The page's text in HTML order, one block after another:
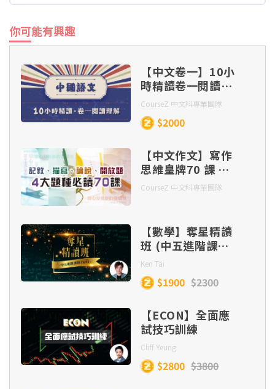
你可能有興趣
【中文卷一】10小
時精讀卷一閱讀理
解
CourseZ 中文科專業團隊
$2000
【中文作文】寫作
思維皇牌70 課 –
記敘、描寫、 論
批改）
CourseZ 中文科專業團隊
【數學】奪星精讀
班 (中五進階課題
Part 1)
Ken Tai
$1900 $2300
【ECON】全面應
試技巧訓練
Cliff Yeung
$2800 $3800